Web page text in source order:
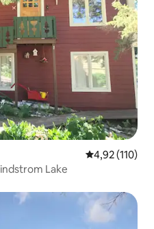
Gemiddelde
4,92 (110)
Lake